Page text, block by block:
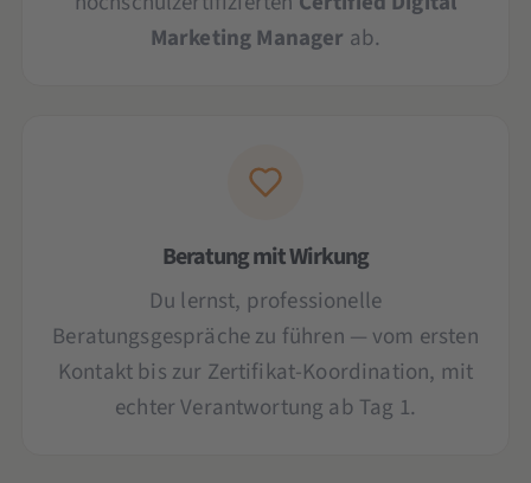
Marketing Manager ab.
Beratung mit Wirkung
Du lernst, professionelle
Beratungsgespräche zu führen — vom ersten
Kontakt bis zur Zertifikat-Koordination, mit
echter Verantwortung ab Tag 1.